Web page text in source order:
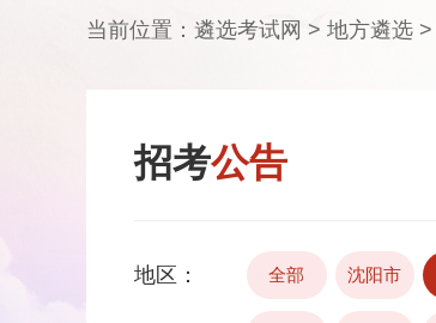
当前位置： 遴选考试网 > 地方遴选 >
招考公告
地区： 全部 沈阳市